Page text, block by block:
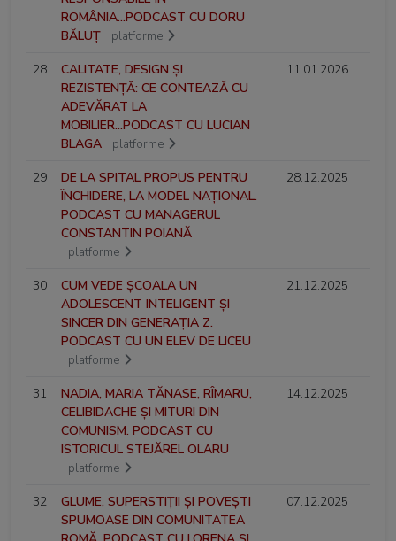
ROMÂNIA...PODCAST CU DORU
BĂLUȚ
platforme
28
CALITATE, DESIGN ȘI
REZISTENȚĂ: CE CONTEAZĂ CU
ADEVĂRAT LA
MOBILIER...PODCAST CU LUCIAN
BLAGA
platforme
11.01.2026
29
DE LA SPITAL PROPUS PENTRU
ÎNCHIDERE, LA MODEL NAȚIONAL.
PODCAST CU MANAGERUL
CONSTANTIN POIANĂ
platforme
28.12.2025
30
CUM VEDE ȘCOALA UN
ADOLESCENT INTELIGENT ȘI
SINCER DIN GENERAȚIA Z.
PODCAST CU UN ELEV DE LICEU
platforme
21.12.2025
31
NADIA, MARIA TĂNASE, RÎMARU,
CELIBIDACHE ȘI MITURI DIN
COMUNISM. PODCAST CU
ISTORICUL STEJĂREL OLARU
platforme
14.12.2025
32
GLUME, SUPERSTIȚII ȘI POVEȘTI
SPUMOASE DIN COMUNITATEA
07.12.2025